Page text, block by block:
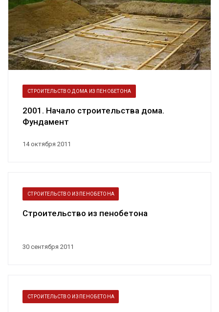
14 октября 2011
СТРОИТЕЛЬСТВО ДОМА ИЗ ПЕНОБЕТОНА
2001. Начало строительства дома.
Фундамент
30 сентября 2011
СТРОИТЕЛЬСТВО ИЗ ПЕНОБЕТОНА
Строительство из пенобетона
СТРОИТЕЛЬСТВО ИЗ ПЕНОБЕТОНА